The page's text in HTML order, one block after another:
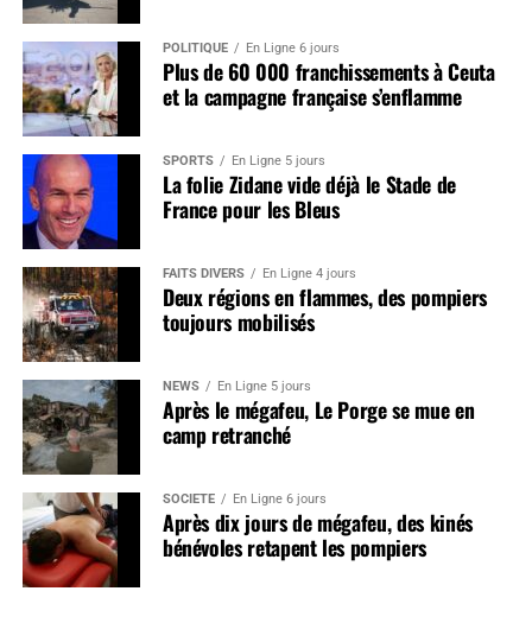
POLITIQUE En Ligne 6 jours
Plus de 60 000 franchissements à Ceuta
et la campagne française s’enflamme
SPORTS En Ligne 5 jours
La folie Zidane vide déjà le Stade de
France pour les Bleus
FAITS DIVERS En Ligne 4 jours
Deux régions en flammes, des pompiers
toujours mobilisés
NEWS En Ligne 5 jours
Après le mégafeu, Le Porge se mue en
camp retranché
SOCIÉTÉ En Ligne 6 jours
Après dix jours de mégafeu, des kinés
bénévoles retapent les pompiers